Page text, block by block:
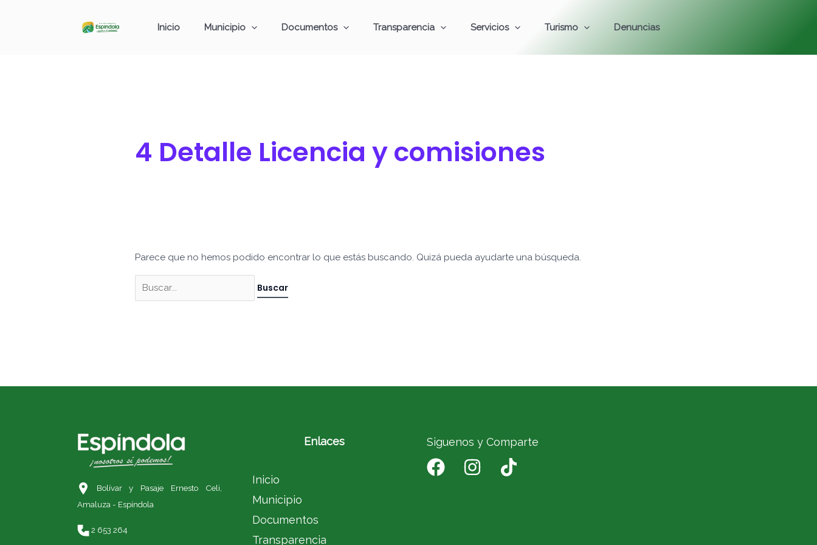
Inicio Municipio Documentos Transparencia Servicios Turismo Denuncias
4 Detalle Licencia y comisiones
Parece que no hemos podido encontrar lo que estás buscando. Quizá pueda ayudarte una búsqueda.
Bolívar y Pasaje Ernesto Celi,
Amaluza - Espíndola
2 653 264
Enlaces
Inicio
Municipio
Documentos
Transparencia
Siguenos y Comparte